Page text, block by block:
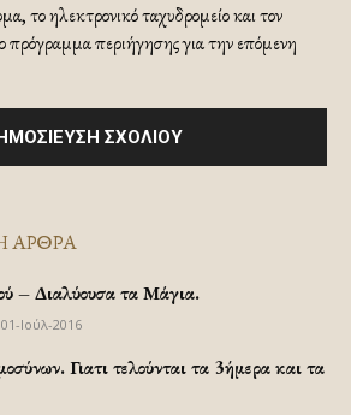
το ηλεκτρονικό ταχυδρομείο και τον
πρόγραμμα περιήγησης για την επόμενη
ΑΡΘΡΑ
– Διαλύουσα τα Μάγια.
Ιούλ-2016
Γιατι τελούνται τα 3ήμερα και τα